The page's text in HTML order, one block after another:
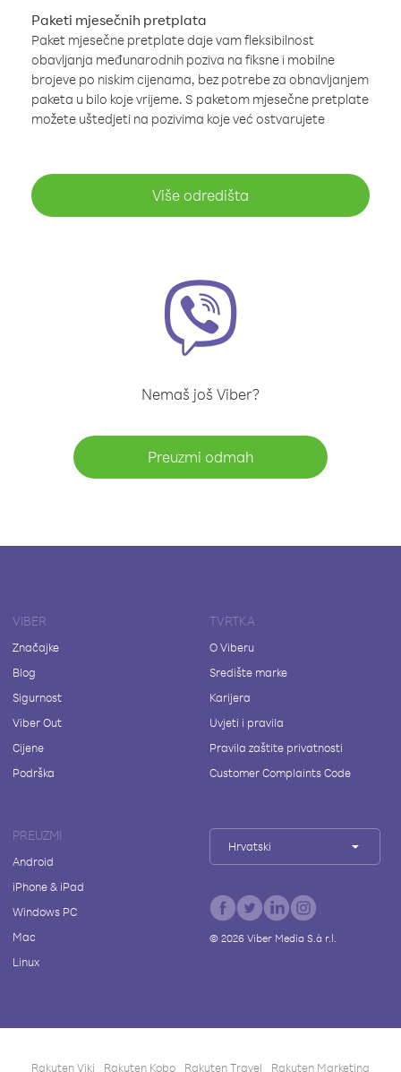
Paketi mjesečnih pretplata
Paket mjesečne pretplate daje vam fleksibilnost
obavljanja međunarodnih poziva na fiksne i mobilne
brojeve po niskim cijenama, bez potrebe za obnavljanjem
paketa u bilo koje vrijeme. S paketom mjesečne pretplate
možete uštedjeti na pozivima koje već ostvarujete
Više odredišta
Nemaš još Viber?
Preuzmi odmah
VIBER
Značajke
Blog
Sigurnost
Viber Out
Cijene
Podrška
TVRTKA
O Viberu
Središte marke
Karijera
Uvjeti i pravila
Pravila zaštite privatnosti
Customer Complaints Code
PREUZMI
Android
iPhone & iPad
Windows PC
Mac
Linux
Hrvatski
© 2026Viber Media S.à r.l.
Rakuten Viki Rakuten Kobo Rakuten Travel Rakuten Marketing